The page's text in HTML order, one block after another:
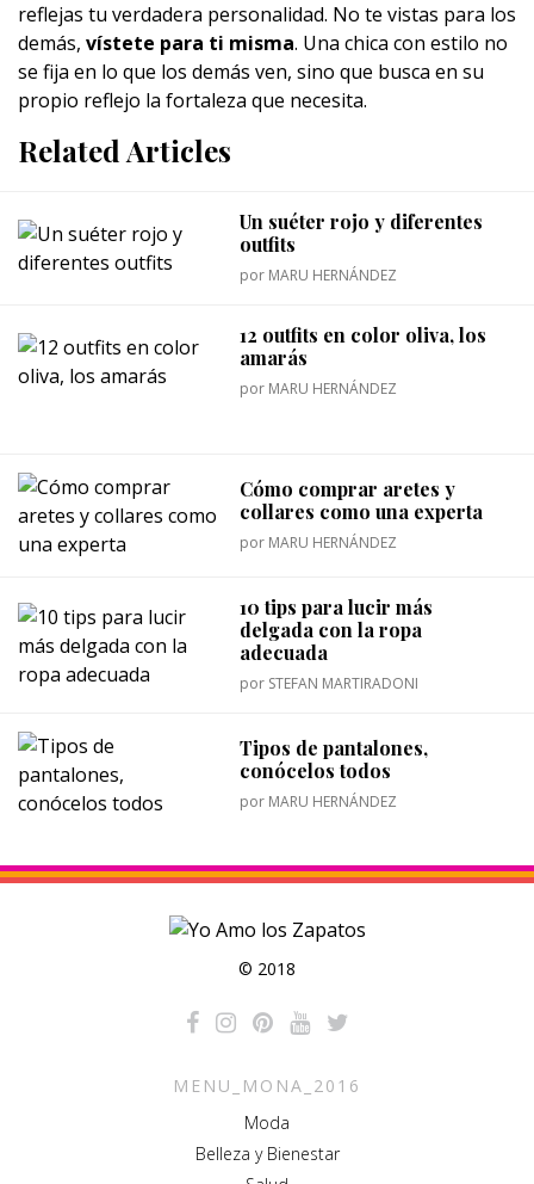
reflejas tu verdadera personalidad. No te vistas para los
demás, vístete para ti misma. Una chica con estilo no
se fija en lo que los demás ven, sino que busca en su
propio reflejo la fortaleza que necesita.
Related Articles
Un suéter rojo y diferentes
outfits
por MARU HERNÁNDEZ
12 outfits en color oliva, los
amarás
por MARU HERNÁNDEZ
Cómo comprar aretes y
collares como una experta
por MARU HERNÁNDEZ
10 tips para lucir más
delgada con la ropa
adecuada
por STEFAN MARTIRADONI
Tipos de pantalones,
conócelos todos
por MARU HERNÁNDEZ
© 2018
MENU_MONA_2016
Moda
Belleza y Bienestar